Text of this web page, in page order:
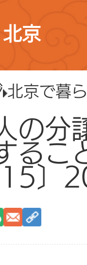
京
北京で暮
の分
るこ
〕